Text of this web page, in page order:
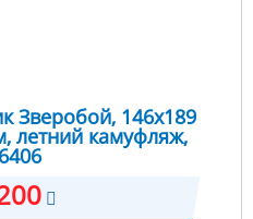
Зверобой, 146х189
летний камуфляж,